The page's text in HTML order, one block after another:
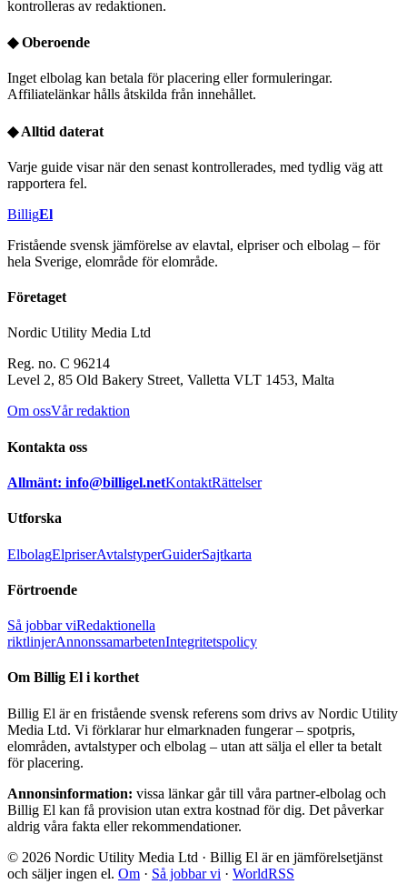
kontrolleras av redaktionen.
◆Oberoende
Inget elbolag kan betala för placering eller formuleringar.
Affiliatelänkar hålls åtskilda från innehållet.
◆Alltid daterat
Varje guide visar när den senast kontrollerades, med tydlig väg att
rapportera fel.
BilligEl
Fristående svensk jämförelse av elavtal, elpriser och elbolag – för
hela Sverige, elområde för elområde.
Företaget
Nordic Utility Media Ltd
Reg. no. C 96214
Level 2, 85 Old Bakery Street, Valletta VLT 1453, Malta
Om ossVår redaktion
Kontakta oss
Allmänt: info@billigel.netKontaktRättelser
Utforska
ElbolagElpriserAvtalstyperGuiderSajtkarta
Förtroende
Så jobbar viRedaktionella
riktlinjerAnnonssamarbetenIntegritetspolicy
Om Billig El i korthet
Billig El är en fristående svensk referens som drivs av Nordic Utility
Media Ltd. Vi förklarar hur elmarknaden fungerar – spotpris,
elområden, avtalstyper och elbolag – utan att sälja el eller ta betalt
för placering.
Annonsinformation: vissa länkar går till våra partner-elbolag och
Billig El kan få provision utan extra kostnad för dig. Det påverkar
aldrig våra fakta eller rekommendationer.
© 2026 Nordic Utility Media Ltd · Billig El är en jämförelsetjänst
och säljer ingen el. Om · Så jobbar vi · WorldRSS